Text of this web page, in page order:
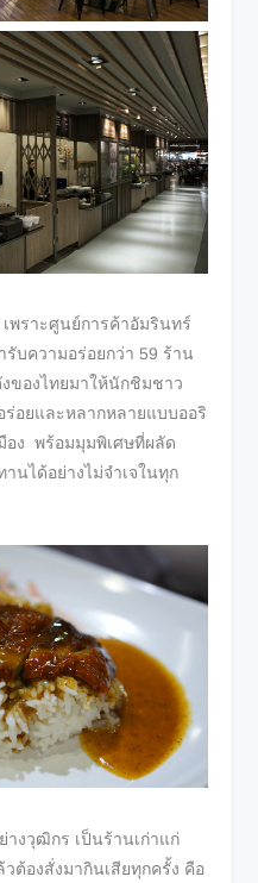
าะศูนย์การค้าอัมรินทร์
บความอร่อยกว่า 59 ร้าน
ของไทยมาให้นักชิมชาว
อยและหลากหลายแบบออริ
อง พร้อมมุมพิเศษที่ผลัด
นได้อย่างไม่จำเจในทุก
างวุฒิกร เป็นร้านเก่าแก่
ต้องสั่งมากินเสียทุกครั้ง คือ